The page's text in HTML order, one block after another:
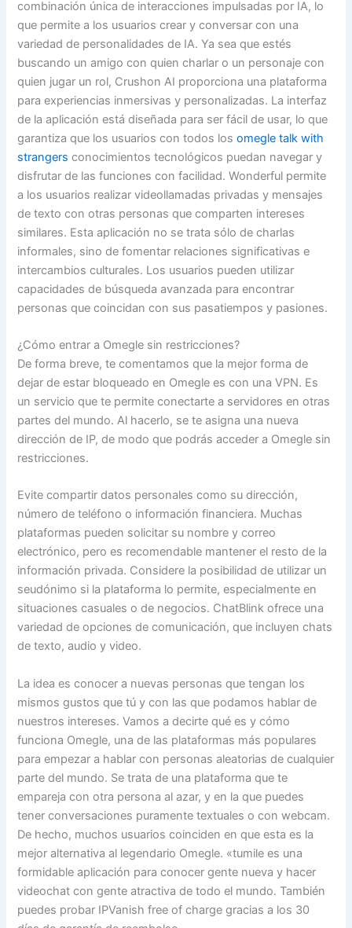
combinación única de interacciones impulsadas por IA, lo
que permite a los usuarios crear y conversar con una
variedad de personalidades de IA. Ya sea que estés
buscando un amigo con quien charlar o un personaje con
quien jugar un rol, Crushon AI proporciona una plataforma
para experiencias inmersivas y personalizadas. La interfaz
de la aplicación está diseñada para ser fácil de usar, lo que
garantiza que los usuarios con todos losomegle talk with
strangers conocimientos tecnológicos puedan navegar y
disfrutar de las funciones con facilidad. Wonderful permite
a los usuarios realizar videollamadas privadas y mensajes
de texto con otras personas que comparten intereses
similares. Esta aplicación no se trata sólo de charlas
informales, sino de fomentar relaciones significativas e
intercambios culturales. Los usuarios pueden utilizar
capacidades de búsqueda avanzada para encontrar
personas que coincidan con sus pasatiempos y pasiones.
¿Cómo entrar a Omegle sin restricciones?
De forma breve, te comentamos que la mejor forma de
dejar de estar bloqueado en Omegle es con una VPN. Es
un servicio que te permite conectarte a servidores en otras
partes del mundo. Al hacerlo, se te asigna una nueva
dirección de IP, de modo que podrás acceder a Omegle sin
restricciones.
Evite compartir datos personales como su dirección,
número de teléfono o información financiera. Muchas
plataformas pueden solicitar su nombre y correo
electrónico, pero es recomendable mantener el resto de la
información privada. Considere la posibilidad de utilizar un
seudónimo si la plataforma lo permite, especialmente en
situaciones casuales o de negocios. ChatBlink ofrece una
variedad de opciones de comunicación, que incluyen chats
de texto, audio y video.
La idea es conocer a nuevas personas que tengan los
mismos gustos que tú y con las que podamos hablar de
nuestros intereses. Vamos a decirte qué es y cómo
funciona Omegle, una de las plataformas más populares
para empezar a hablar con personas aleatorias de cualquier
parte del mundo. Se trata de una plataforma que te
empareja con otra persona al azar, y en la que puedes
tener conversaciones puramente textuales o con webcam.
De hecho, muchos usuarios coinciden en que esta es la
mejor alternativa al legendario Omegle. «tumile es una
formidable aplicación para conocer gente nueva y hacer
videochat con gente atractiva de todo el mundo. También
puedes probar IPVanish free of charge gracias a los 30